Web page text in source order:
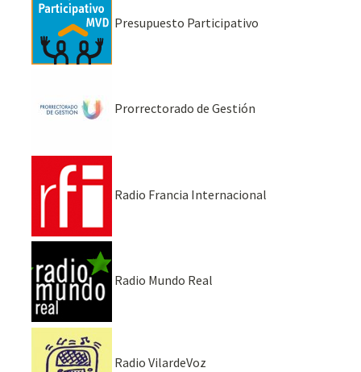
Presupuesto Participativo
Prorrectorado de Gestión
Radio Francia Internacional
Radio Mundo Real
Radio VilardeVoz